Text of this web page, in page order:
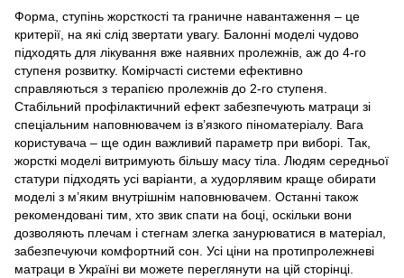
Форма, ступінь жорсткості та граничне навантаження – це
критерії, на які слід звертати увагу. Балонні моделі чудово
підходять для лікування вже наявних пролежнів, аж до 4-го
ступеня розвитку. Комірчасті системи ефективно
справляються з терапією пролежнів до 2-го ступеня.
Стабільний профілактичний ефект забезпечують матраци зі
спеціальним наповнювачем із в’язкого піноматеріалу. Вага
користувача – ще один важливий параметр при виборі. Так,
жорсткі моделі витримують більшу масу тіла. Людям середньої
статури підходять усі варіанти, а худорлявим краще обирати
моделі з м’яким внутрішнім наповнювачем. Останні також
рекомендовані тим, хто звик спати на боці, оскільки вони
дозволяють плечам і стегнам злегка занурюватися в матеріал,
забезпечуючи комфортний сон. Усі ціни на протипролежневі
матраци в Україні ви можете переглянути на цій сторінці.